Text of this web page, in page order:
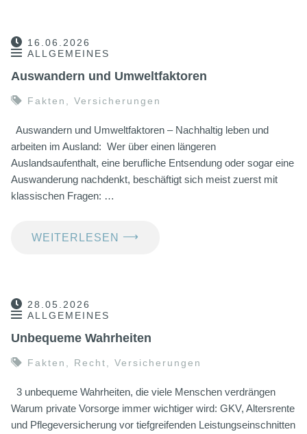
16.06.2026
ALLGEMEINES
Auswandern und Umweltfaktoren
Fakten Versicherungen
Auswandern und Umweltfaktoren – Nachhaltig leben und
arbeiten im Ausland: Wer über einen längeren
Auslandsaufenthalt, eine berufliche Entsendung oder sogar eine
Auswanderung nachdenkt, beschäftigt sich meist zuerst mit
klassischen Fragen: …
WEITERLESEN ⟶
28.05.2026
ALLGEMEINES
Unbequeme Wahrheiten
Fakten Recht Versicherungen
3 unbequeme Wahrheiten, die viele Menschen verdrängen
Warum private Vorsorge immer wichtiger wird: GKV, Altersrente
und Pflegeversicherung vor tiefgreifenden Leistungseinschnitten